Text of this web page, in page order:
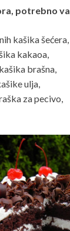
potrebno
kašika šećera,
kakaoa,
brašna,
ulja,
za pecivo,